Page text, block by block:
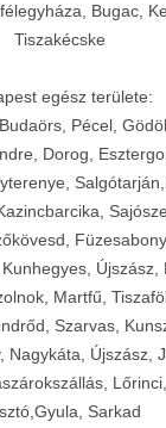
Bugac,
Tiszakécske
egész területe:
Pécel,
Dorog,
Újszász,
Martfű,
Szarvas,
Nagykáta, Újszász,
Sarkad